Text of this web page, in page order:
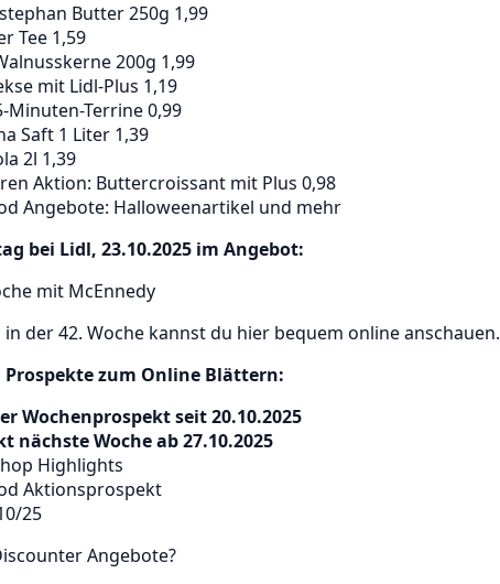
Butter 250g 1,99
Tee 1,59
200g 1,99
mit Lidl-Plus 1,19
Minuten-Terrine 0,99
Saft 1 Liter 1,39
2l 1,39
Aktion: Buttercroissant mit Plus 0,98
Angebote: Halloweenartikel und mehr
bei Lidl, 23.10.2025 im Angebot:
mit McEnnedy
der 42. Woche kannst du hier bequem online anschauen.
Prospekte zum Online Blättern:
Wochenprospekt seit 20.10.2025
nächste Woche ab 27.10.2025
Highlights
Aktionsprospekt
25
Angebote?